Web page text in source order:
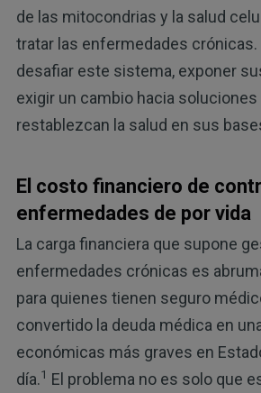
de las mitocondrias y la salud
tratar las enfermedades
desafiar este sistema, exponer
exigir un cambio hacia soluciones
restablezcan la salud en sus
El costo financiero de
enfermedades de por vida
La carga financiera que supone
enfermedades crónicas es
para quienes tienen seguro
convertido la deuda médica en
económicas más graves en
día.1 El problema no es solo que